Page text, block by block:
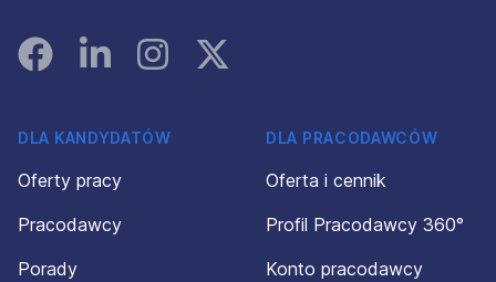
FacebookLinked InInstagramInstagram
DLA KANDYDATÓW
Oferty pracy
Pracodawcy
Porady
DLA PRACODAWCÓW
Oferta i cennik
Profil Pracodawcy 360°
Konto pracodawcy